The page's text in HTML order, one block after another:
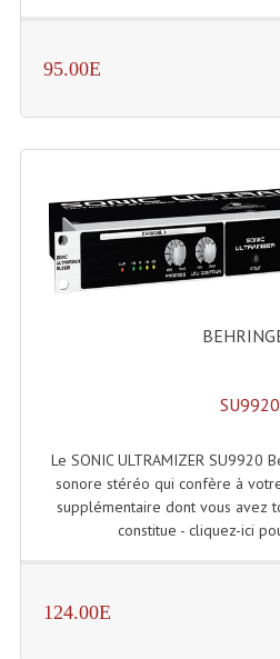
Grill Auto-
Monotubes Et
Pendrillon Et
Praticable Et
Structure
Structure Et Angles
95.00E
SU9920
Le SONIC ULTRAMIZER SU9920
sonore stéréo qui confère à
supplémentaire dont vous avez
constitue - cliquez-ici
124.00E